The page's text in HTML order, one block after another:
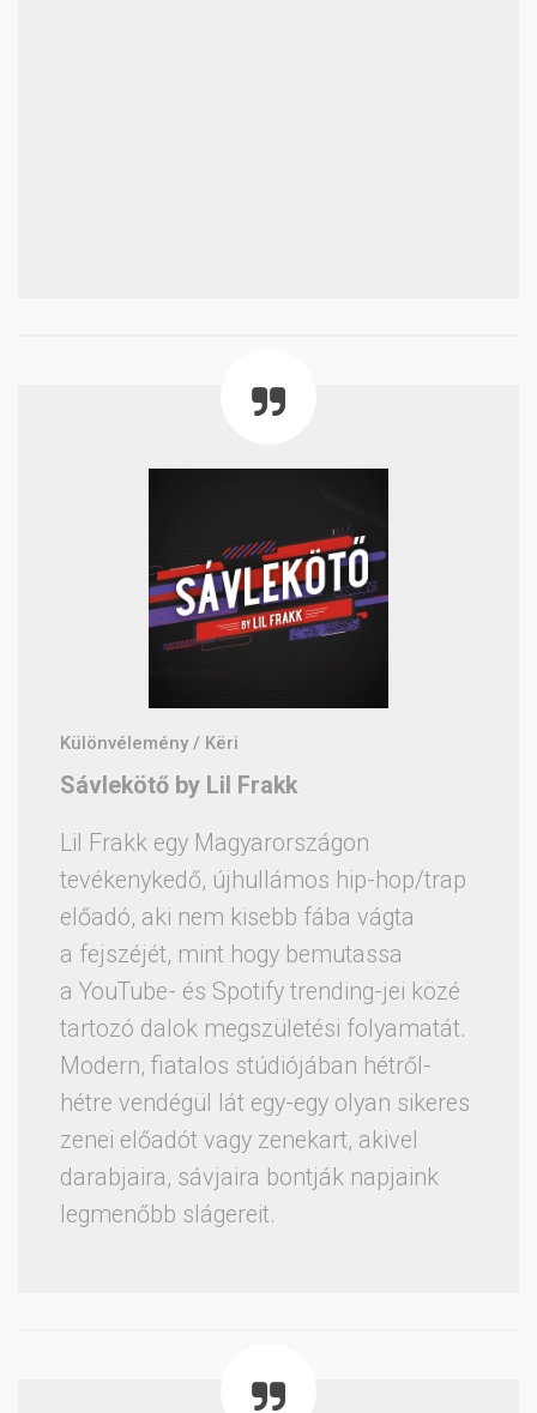
Különvélemény / Këri
Sávlekötő by Lil Frakk
Lil Frakk egy Magyarországon
tevékenykedő, újhullámos hip-hop/trap
előadó, aki nem kisebb fába vágta
a fejszéjét, mint hogy bemutassa
a YouTube- és Spotify trending-jei közé
tartozó dalok megszületési folyamatát.
Modern, fiatalos stúdiójában hétről-
hétre vendégül lát egy-egy olyan sikeres
zenei előadót vagy zenekart, akivel
darabjaira, sávjaira bontják napjaink
legmenőbb slágereit.